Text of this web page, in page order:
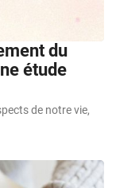
du
étude
de notre vie,